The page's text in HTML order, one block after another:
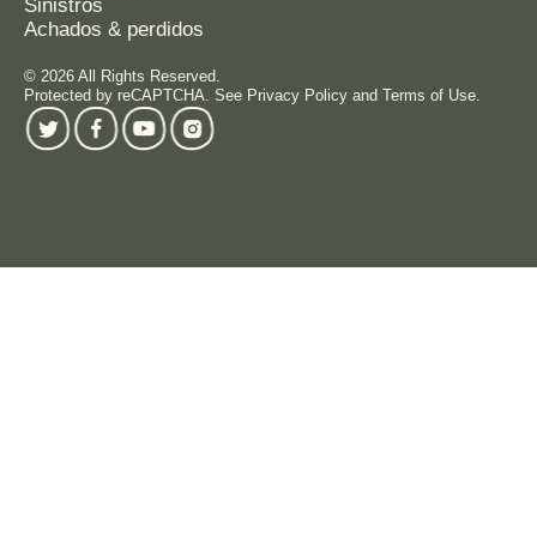
Sinistros
Achados & perdidos
© 2026 All Rights Reserved.
Protected by reCAPTCHA. See Privacy Policy and Terms of Use.